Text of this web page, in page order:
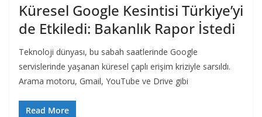
Küresel Google Kesintisi Türkiye’yi
de Etkiledi: Bakanlık Rapor İstedi
Teknoloji dünyası, bu sabah saatlerinde Google
servislerinde yaşanan küresel çaplı erişim kriziyle sarsıldı.
Arama motoru, Gmail, YouTube ve Drive gibi
Read More